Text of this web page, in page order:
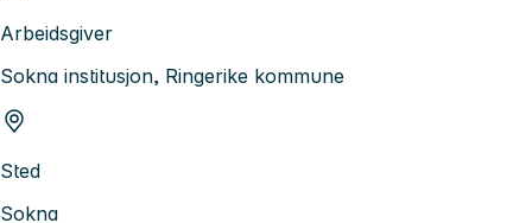
Arbeidsgiver
Sokna institusjon, Ringerike kommune
Sted
Sokna